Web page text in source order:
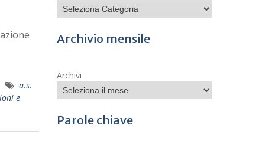
a.s.
e
Archivio mensile
Archivi
Parole chiave